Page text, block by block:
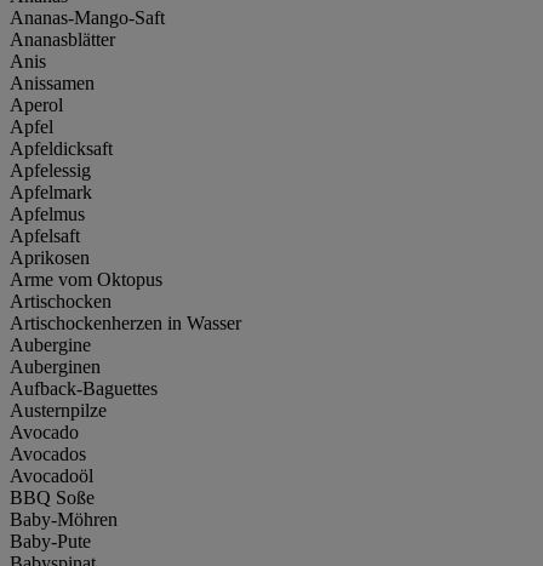
Ananas-Mango-Saft
Ananasblätter
Anis
Anissamen
Aperol
Apfel
Apfeldicksaft
Apfelessig
Apfelmark
Apfelmus
Apfelsaft
Aprikosen
Arme vom Oktopus
Artischocken
Artischockenherzen in Wasser
Aubergine
Auberginen
Aufback-Baguettes
Austernpilze
Avocado
Avocados
Avocadoöl
BBQ Soße
Baby-Möhren
Baby-Pute